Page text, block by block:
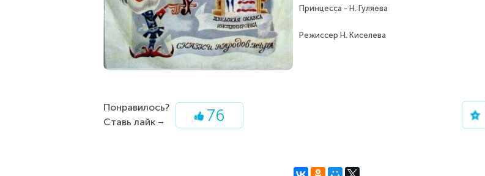
Принцесса - Н. Гуляева
Режиссер Н. Киселева
Понравилось?
Ставь лайк
76